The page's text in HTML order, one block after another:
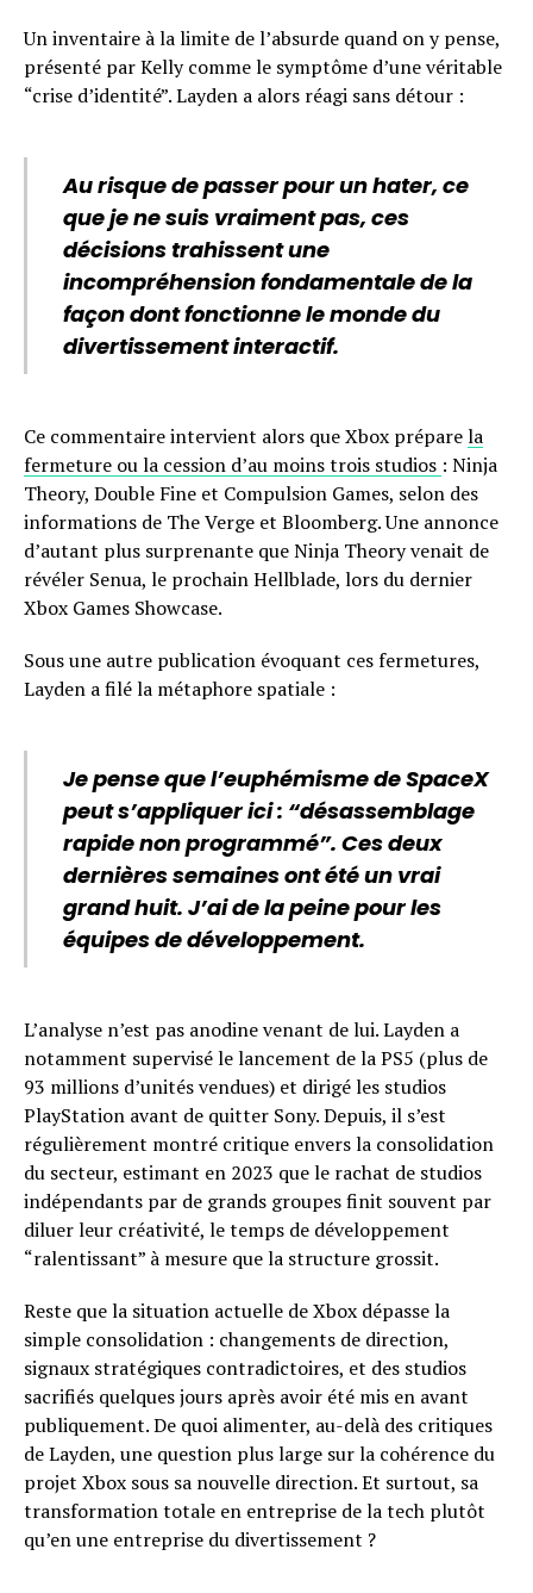
Un inventaire à la limite de l’absurde quand on y pense,
présenté par Kelly comme le symptôme d’une véritable
“crise d’identité”. Layden a alors réagi sans détour :
Au risque de passer pour un hater, ce
que je ne suis vraiment pas, ces
décisions trahissent une
incompréhension fondamentale de la
façon dont fonctionne le monde du
divertissement interactif.
Ce commentaire intervient alors que Xbox préparela
fermeture ou la cession d’au moins trois studios : Ninja
Theory, Double Fine et Compulsion Games, selon des
informations de The Verge et Bloomberg. Une annonce
d’autant plus surprenante que Ninja Theory venait de
révéler Senua, le prochain Hellblade, lors du dernier
Xbox Games Showcase.
Sous une autre publication évoquant ces fermetures,
Layden a filé la métaphore spatiale :
Je pense que l’euphémisme de SpaceX
peut s’appliquer ici : “désassemblage
rapide non programmé”. Ces deux
dernières semaines ont été un vrai
grand huit. J’ai de la peine pour les
équipes de développement.
L’analyse n’est pas anodine venant de lui. Layden a
notamment supervisé le lancement de la PS5 (plus de
93 millions d’unités vendues) et dirigé les studios
PlayStation avant de quitter Sony. Depuis, il s’est
régulièrement montré critique envers la consolidation
du secteur, estimant en 2023 que le rachat de studios
indépendants par de grands groupes finit souvent par
diluer leur créativité, le temps de développement
“ralentissant” à mesure que la structure grossit.
Reste que la situation actuelle de Xbox dépasse la
simple consolidation : changements de direction,
signaux stratégiques contradictoires, et des studios
sacrifiés quelques jours après avoir été mis en avant
publiquement. De quoi alimenter, au-delà des critiques
de Layden, une question plus large sur la cohérence du
projet Xbox sous sa nouvelle direction. Et surtout, sa
transformation totale en entreprise de la tech plutôt
qu’en une entreprise du divertissement ?